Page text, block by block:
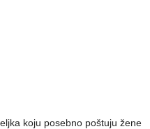
koju posebno poštuju žene